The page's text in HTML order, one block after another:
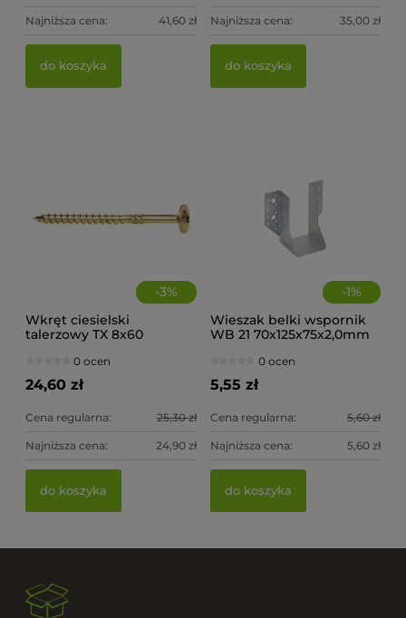
Najniższa cena: 41,60 zł
do koszyka
Najniższa cena: 35,00 zł
do koszyka
-3%
Wkręt ciesielski
talerzowy TX 8x60
0 ocen
24,60 zł
Cena regularna: 25,30 zł
Najniższa cena: 24,90 zł
do koszyka
-1%
Wieszak belki wspornik
WB 21 70x125x75x2,0mm
0 ocen
5,55 zł
Cena regularna: 5,60 zł
Najniższa cena: 5,60 zł
do koszyka
Wieszak belki wspornik WB 10 51x105x75x2,0mm